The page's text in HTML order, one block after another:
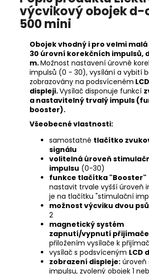
výcvikový obojek d-
500 mini
Obojek vhodný i pro velmi
30 úrovní korekčních impulsů,
m.Možnost nastavení úrovně
impulsů (0 - 30), vysílání a vybití
zobrazovány na podsvíceném LCD
displeji.Vysílač disponuje funkcí
a nastavitelný trvalý impuls
booster).
Všeobecné vlastnosti:
samostatné tlačítko
signálu
volitelná úroveň
impulsu (0-30)
funkce tlačítka "Booster"
nastavit trvale vyšší úroveň
je na tlačítku "stimulační
možnost výcviku dvou psů
2
magnetický systém
zapnutí/vypnutí přijímače
přiložením vysílače k
vysílač s podsvíceným LCD
zobrazení displeje: úroveň
impulsu, zvolený obojek 1
FOMEI
FOREMAN
12X50